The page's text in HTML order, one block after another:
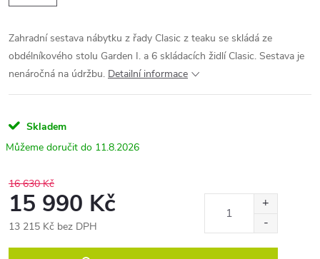
Zahradní sestava nábytku z řady Clasic z teaku se skládá ze
obdélníkového stolu Garden I. a 6 skládacích židlí Clasic. Sestava je
nenáročná na údržbu. Detailní informace
Skladem
11.8.2026
16 630 Kč
15 990 Kč
13 215 Kč bez DPH